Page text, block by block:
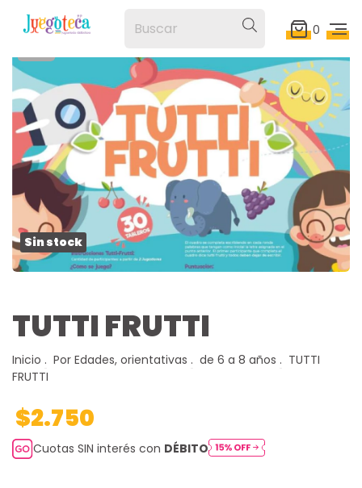
0
TUTTI FRUTTI
Inicio . Por Edades, orientativas . de 6 a 8 años . TUTTI
FRUTTI
$2.750
Cuotas SIN interés con DÉBITO
Sin stock